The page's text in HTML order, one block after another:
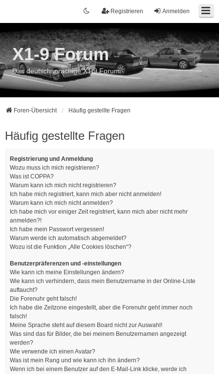
Anmelden
Registrieren
X1-9 Forum
Das deutschsprachige X1/9 Forum
Foren-Übersicht Häufig gestellte Fragen
Häufig gestellte Fragen
Registrierung und Anmeldung
Wozu muss ich mich registrieren?
Was ist COPPA?
Warum kann ich mich nicht registrieren?
Ich habe mich registriert, kann mich aber nicht anmelden!
Warum kann ich mich nicht anmelden?
Ich habe mich vor einiger Zeit registriert, kann mich aber nicht mehr
anmelden?!
Ich habe mein Passwort vergessen!
Warum werde ich automatisch abgemeldet?
Wozu ist die Funktion „Alle Cookies löschen“?
Benutzerpräferenzen und -einstellungen
Wie kann ich meine Einstellungen ändern?
Wie kann ich verhindern, dass mein Benutzername in der Online-Liste
auftaucht?
Die Forenuhr geht falsch!
Ich habe die Zeitzone eingestellt, aber die Forenuhr geht immer noch
falsch!
Meine Sprache steht auf diesem Board nicht zur Auswahl!
Was sind das für Bilder, die bei meinem Benutzernamen angezeigt
werden?
Wie verwende ich einen Avatar?
Was ist mein Rang und wie kann ich ihn ändern?
Wenn ich bei einem Benutzer auf den E-Mail-Link klicke, werde ich